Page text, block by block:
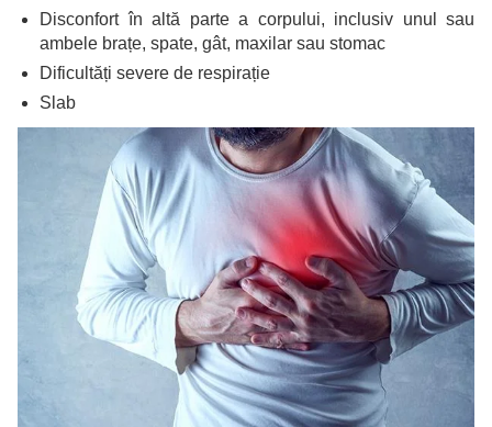
Disconfort în altă parte a corpului, inclusiv unul sau
ambele brațe, spate, gât, maxilar sau stomac
Dificultăți severe de respirație
Slab